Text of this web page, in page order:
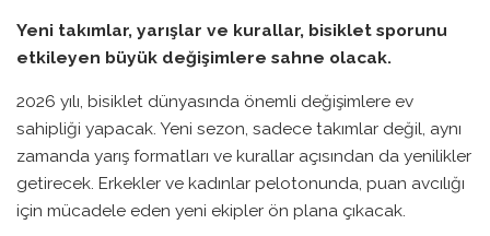
Yeni takımlar, yarışlar ve kurallar, bisiklet sporunu
etkileyen büyük değişimlere sahne olacak.
2026 yılı, bisiklet dünyasında önemli değişimlere ev
sahipliği yapacak. Yeni sezon, sadece takımlar değil, aynı
zamanda yarış formatları ve kurallar açısından da yenilikler
getirecek. Erkekler ve kadınlar pelotonunda, puan avcılığı
için mücadele eden yeni ekipler ön plana çıkacak.